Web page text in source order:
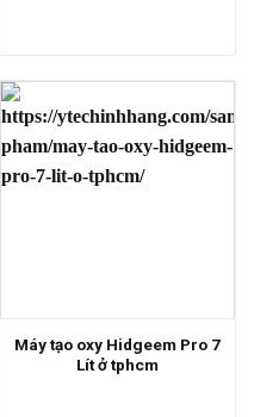
Máy tạo oxy Hidgeem Pro 7
Lít ở tphcm